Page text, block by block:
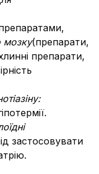
мозку(препарати,
препарати,
застосовувати